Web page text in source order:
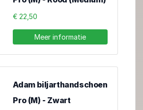
€ 22,50
Meer informatie
Adam biljarthandschoen
Pro (M) - Zwart